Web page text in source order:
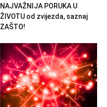
NAJVAŽNIJA PORUKA U
ŽIVOTU od zvijezda, saznaj
ZAŠTO!